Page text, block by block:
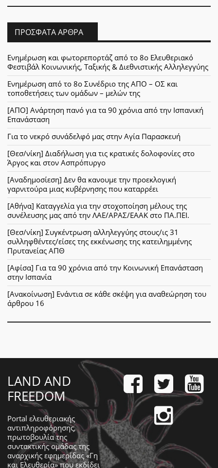
ΠΡΌΣΦΑΤΑ ΆΡΘΡΑ
Ενημέρωση και φωτορεπορτάζ από το 8ο Ελευθεριακό
Φεστιβάλ Κοινωνικής, Ταξικής & Διεθνιστικής Αλληλεγγύης
Ενημέρωση από το 8ο Συνέδριο της ΑΠΟ – ΟΣ και
τοποθετήσεις των ομάδων – μελών της
[ΑΠΟ] Ανάρτηση πανό για τα 90 χρόνια από την Ισπανική
Επανάσταση
Για το νεκρό συνάδελφό μας στην Αγία Παρασκευή
[Θεσ/νίκη] Διαδήλωση για τις κρατικές δολοφονίες στο
Άργος και στον Ασπρόπυργο
[Αναδημοσίεση] Δεν θα κανουμε την προεκλογική
γαρνιτούρα μιας κυβέρνησης που καταρρέει
[Αθήνα] Καταγγελία για την στοχοποίηση μέλους της
συνέλευσης μας από την ΛΑΕ/ΑΡΑΣ/ΕΑΑΚ στο ΠΑ.ΠΕΙ.
[Θεσ/νίκη] Συγκέντρωση αλληλεγγύης στους/ις 31
συλληφθέντες/είσες της εκκένωσης της κατειλημμένης
Πρυτανείας ΑΠΘ
[Αφίσα] Για τα 90 χρόνια από την Κοινωνική Επανάσταση
στην Ισπανία
[Ανακοίνωση] Ενάντια σε κάθε σκέψη για αναθεώρηση του
άρθρου 16
LAND AND
FREEDOM
Portal ελευθεριακής
αντιπληροφόρησης,
πρωτοβουλία της
συντακτικής ομάδας της
αναρχικής εφημερίδας «Γη
και Ελευθερία» που εκδίδει